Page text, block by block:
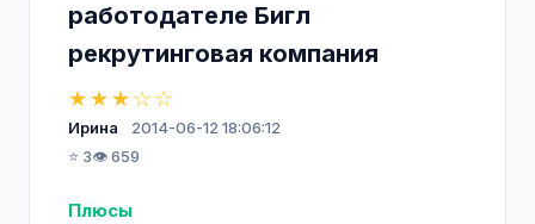
работодателе Бигл
рекрутинговая компания
★★★☆☆
Ирина
2014-06-12 18:06:12
⭐ 3👁️ 659
Плюсы